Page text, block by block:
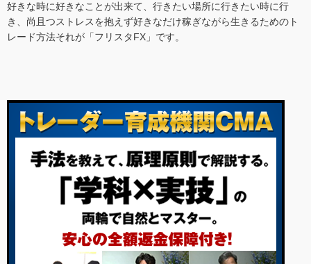
好きな時に好きなことが出来て、行きたい場所に行きたい時に行
き、尚且つストレスを抱えず好きなだけ稼ぎながら生きるためのト
レード方法それが「フリスタFX」です。